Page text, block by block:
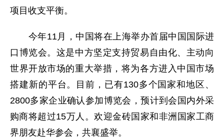
项目收支平衡。
今年11月，中国将在上海举办首届中国国际进
口博览会。这是中方坚定支持贸易自由化、主动向
世界开放市场的重大举措，将为各方进入中国市场
搭建新的平台。目前，已有130多个国家和地区、
2800多家企业确认参加博览会，预计到会国内外采
购商将超过15万人。欢迎金砖国家和非洲国家工商
界朋友赴华参会，共襄盛举。